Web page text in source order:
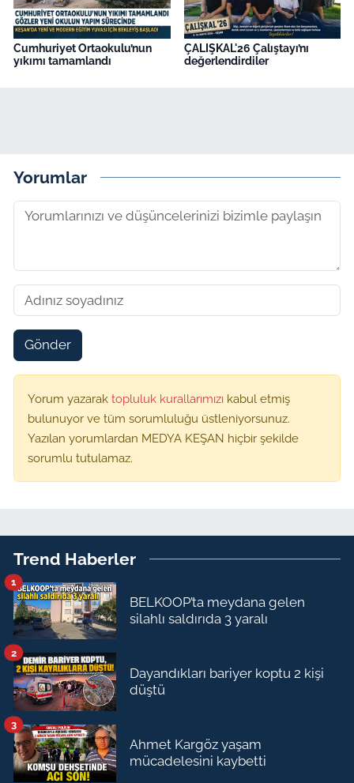
Cumhuriyet Ortaokulu’nun
yıkımı tamamlandı
ÇALIŞKAL'26 Çalıştayı’nı
değerlendirdiler
Yorumlar
Gönder
Yorum yazarak topluluk kurallarımızı kabul etmiş
bulunuyor ve tüm sorumluluğu üstleniyorsunuz.
Yazılan yorumlardan MEDYA KEŞAN hiçbir şekilde
sorumlu tutulamaz.
Trend Haberler
BELKOOP’ta meydana gelen
silahlı saldırıda 3 yaralı
1
Dayandıkları bariyer koptu 2 kişi
düştü
2
Ahmet Kargöz yaşam
mücadelesini kaybetti
3